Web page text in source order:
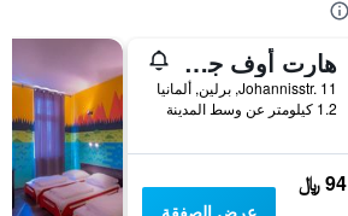
هارت أوف جولد هوستل برلين
Johannisstr. 11, برلين, ألمانيا
1.2 كيلومتر عن وسط المدينة
94 ﷼
عرض الصفقة